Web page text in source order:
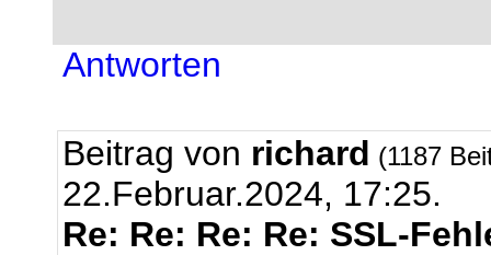
Antworten
Beitrag von richard (1187
22.Februar.2024, 17:25.
Re: Re: Re: Re: SSL-